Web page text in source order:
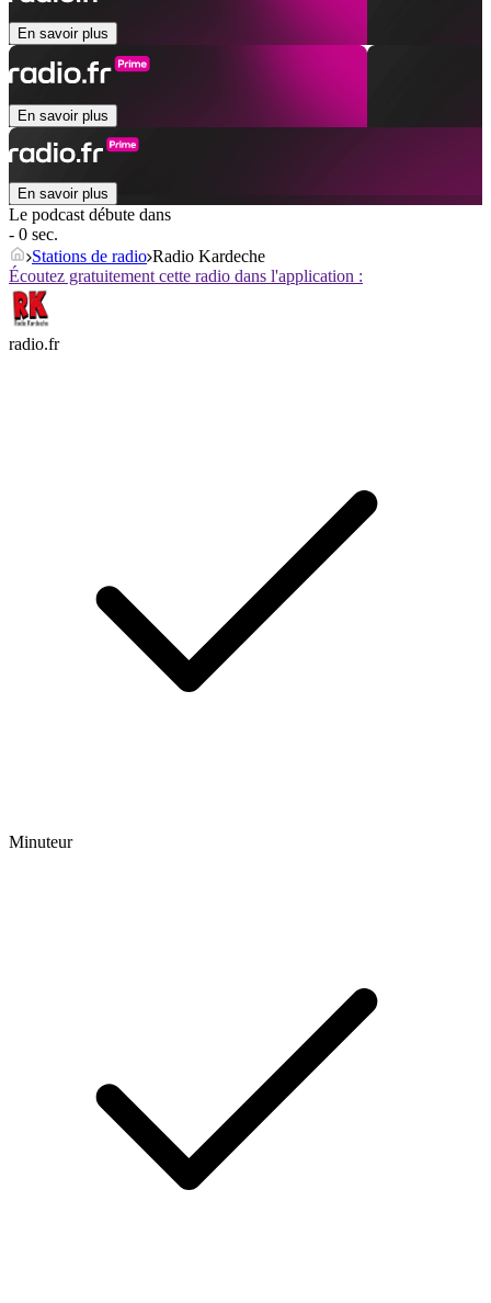
En savoir plus
En savoir plus
En savoir plus
Le podcast débute dans
- 0 sec.
Stations de radio Radio Kardeche
Écoutez gratuitement cette radio dans l'application :
radio.fr
Minuteur